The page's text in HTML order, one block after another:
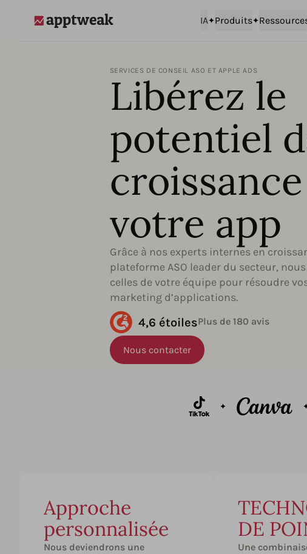
IA Produits
SERVICES DE CONSEIL ASO ET APPLE ADS
Libérez le
potentiel
votre app
Grâce à nos experts internes en
plateforme ASO leader du secteur,
celles de votre équipe pour résoudre
marketing d’applications.
4,6 étoilesPlus de 180 avis
Nous contacter
Approche
personnalisée
Nous deviendrons une
DE
Une